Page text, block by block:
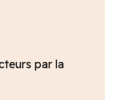
par la